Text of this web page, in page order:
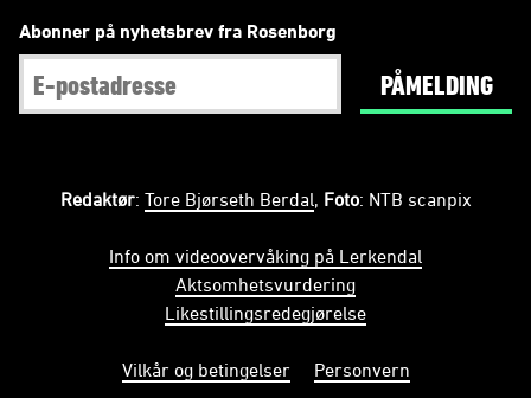
Abonner på nyhetsbrev fra Rosenborg
PÅMELDING
Redaktør: Tore Bjørseth Berdal, Foto: NTB scanpix
Info om videoovervåking på Lerkendal
Aktsomhetsvurdering
Likestillingsredegjørelse
Vilkår og betingelser Personvern